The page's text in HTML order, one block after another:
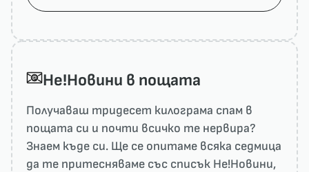
He!Новини в пощата
Получаваш тридесет килограма спам в
пощата си и почти всичко те нервира?
Знаем къде си. Ще се опитаме всяка седмица
да те притесняваме със списък He!Новини,